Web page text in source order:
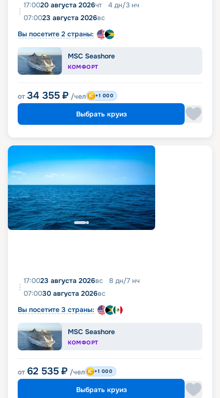
17:0020 августа 2026чт 4 дн/3 нч
07:0023 августа 2026вс
Вы посетите 2 страны:
MSC Seashore
КОМФОРТ
от 34 355 ₽ /чел +1 000
Выбрать круиз
17:0023 августа 2026вс 8 дн/7 нч
07:0030 августа 2026вс
Вы посетите 3 страны:
MSC Seashore
КОМФОРТ
от 62 535 ₽ /чел +1 000
Выбрать круиз